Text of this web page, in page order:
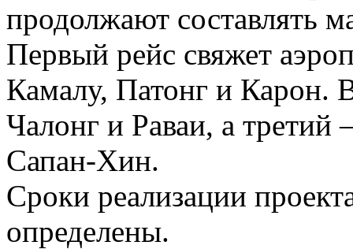
продолжают составлять
Первый рейс свяжет
Камалу, Патонг и Карон.
Чалонг и Раваи, а третий
Сапан-Хин.
Сроки реализации
определены.